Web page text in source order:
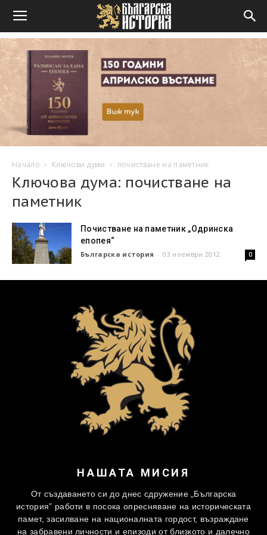
Начало Ключови думи почистване на паметник
Ключова дума: почистване на
паметник
Почистване на паметник „Одринска
епопея“
Българска история - 03 ноември 2012 0
НАШАТА МИСИЯ
От създаването си до днес сдружение „Българска
история” работи в посока опресняване на историческата
памет, засилване на националната гордост, възраждане
на забравени личности и епизоди от близкото и далечно